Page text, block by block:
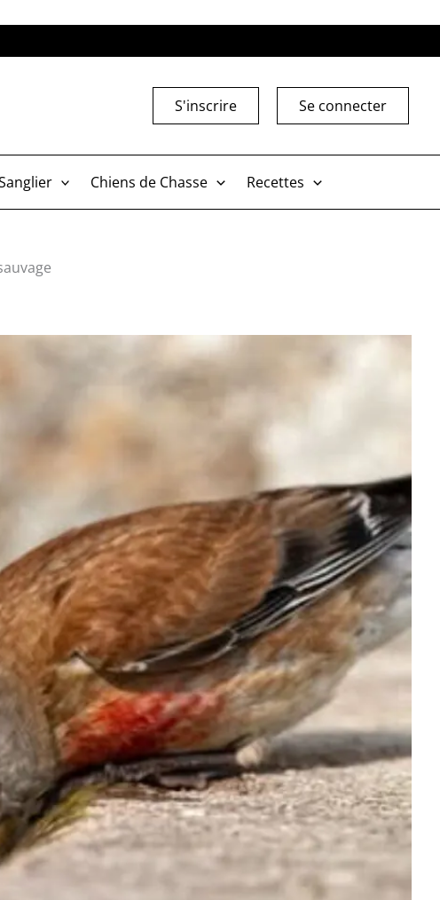
S'inscrire Se connecter
Chiens de Chasse Recettes